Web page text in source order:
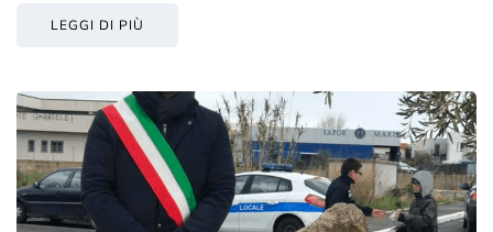
LEGGI DI PIÙ